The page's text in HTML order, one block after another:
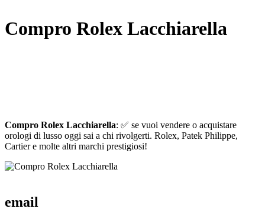
Compro Rolex Lacchiarella
Compro Rolex Lacchiarella: ✅ se vuoi vendere o acquistare
orologi di lusso oggi sai a chi rivolgerti. Rolex, Patek Philippe,
Cartier e molte altri marchi prestigiosi!
email